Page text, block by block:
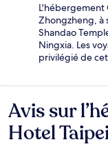
L'hébergement
Zhongzheng, à
Shandao
Ningxia. Les
privilégié de
Avis
Avis sur
Hotel